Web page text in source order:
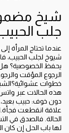
شيخ
جلب
عندما تحتاج المرأة
شيوخ لجلب الحبيب،
يحفظ الخصوصية؟ هل
الرجوع المؤقت
خطوات
هذه الحالات عبر
دون خوف: حبيب بعيد،
علاقة انقطعت
الحالة. فالصدق في
لها باب الحل إن كان